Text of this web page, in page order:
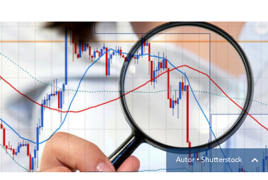
Autor ▪Shutterstock